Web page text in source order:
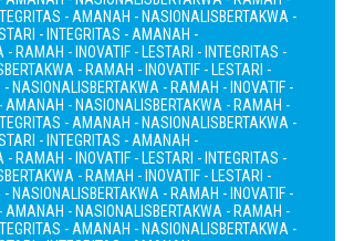
- AMANAH - NASIONALISBERTAKWA -
- INTEGRITAS - AMANAH -
- RAMAH - INOVATIF - LESTARI - INTEGRITAS -
BERTAKWA - RAMAH - INOVATIF - LESTARI -
- NASIONALISBERTAKWA - RAMAH - INOVATIF -
AMANAH - NASIONALISBERTAKWA - RAMAH -
- AMANAH - NASIONALISBERTAKWA -
- INTEGRITAS - AMANAH -
- RAMAH - INOVATIF - LESTARI - INTEGRITAS -
BERTAKWA - RAMAH - INOVATIF - LESTARI -
- NASIONALISBERTAKWA - RAMAH - INOVATIF -
AMANAH - NASIONALISBERTAKWA - RAMAH -
- AMANAH - NASIONALISBERTAKWA -